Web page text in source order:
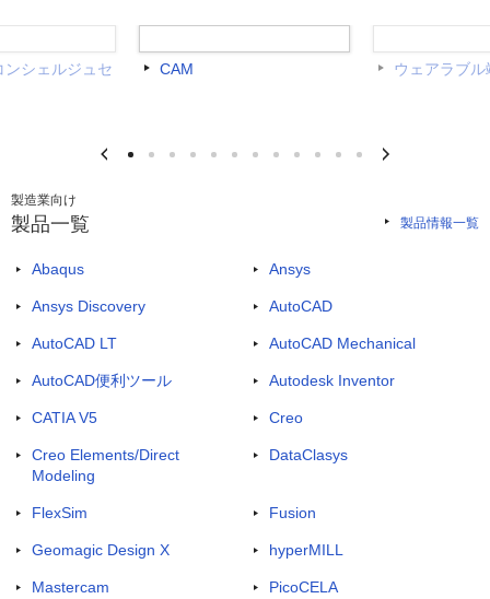
シェルジュセ CAM ウェアラブル
製造業向け
製品一覧 製品情報一覧
Abaqus Ansys
Ansys Discovery AutoCAD
AutoCAD LT AutoCAD Mechanical
AutoCAD便利ツール Autodesk Inventor
CATIA V5 Creo
Creo Elements/Direct
Modeling
DataClasys
FlexSim Fusion
Geomagic Design X hyperMILL
Mastercam PicoCELA